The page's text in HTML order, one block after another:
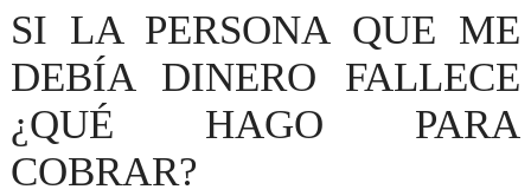
SI LA PERSONA QUE ME
DEBÍA DINERO FALLECE
¿QUÉ HAGO PARA
COBRAR?